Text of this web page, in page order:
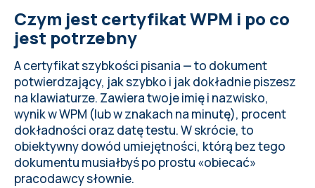
Argument 3. Test pokazuje twój
prawdziwy poziom
4 kolejne powody, żeby zrobić test już
dziś
Który test wybrać: 1, 2 czy 5 minut?
Jak zdobyć certyfikat na Ratatype
Najczęściej zadawane pytania
Czym jest certyfikat WPM i po co
jest potrzebny
Acertyfikat szybkości pisania — to dokument
potwierdzający, jak szybko i jak dokładnie piszesz
na klawiaturze. Zawiera twoje imię i nazwisko,
wynik w WPM (lub w znakach na minutę), procent
dokładności oraz datę testu. W skrócie, to
obiektywny dowód umiejętności, którą bez tego
dokumentu musiałbyś po prostu «obiecać»
pracodawcy słownie.